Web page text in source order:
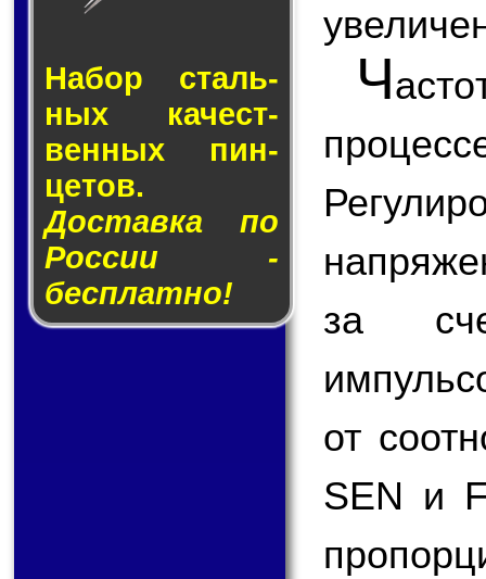
Набор сталь­
ных ка­чест­
вен­ных пин­
це­тов.
Доставка по
России -
бесплатно!
Ч
за
от
SEN и